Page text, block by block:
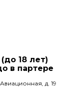
18 лет)
в партере
д. 19